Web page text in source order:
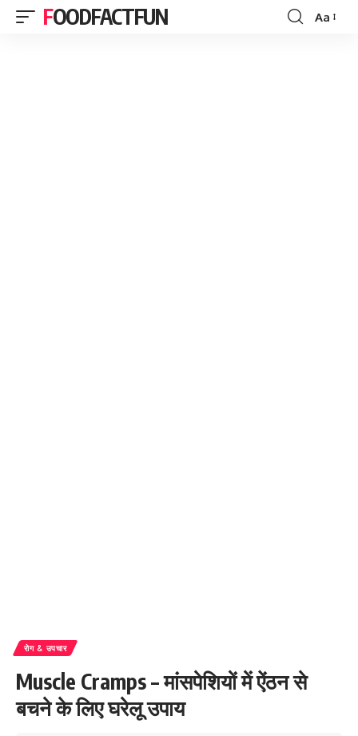
FOODFACTFUN
Font
Aa
रोग & उपचार
Muscle Cramps – मांसपेशियों में ऐंठन से
बचने के लिए घरेलू उपाय